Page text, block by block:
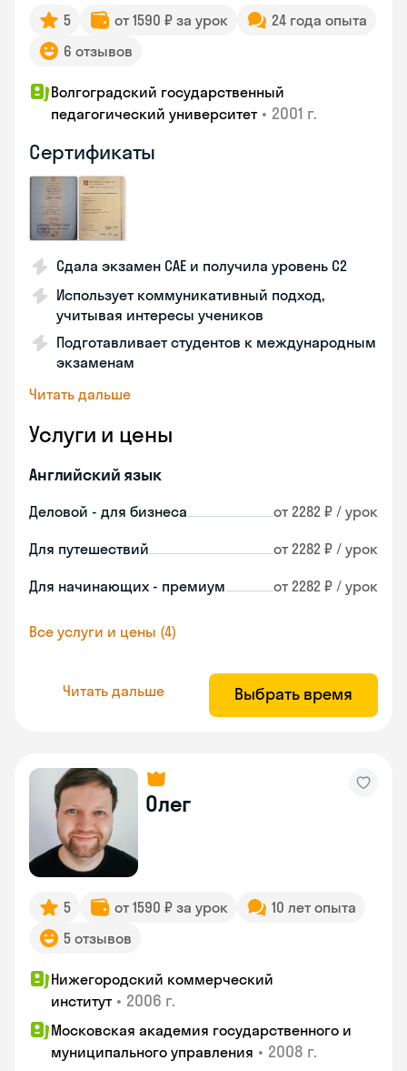
5 от 1590 ₽ за урок
24 года опыта
6 отзывов
Волгоградский государственный
педагогический университет • 2001 г.
Сертификаты
Сдала экзамен CAE и получила уровень С2
Использует коммуникативный подход,
учитывая интересы учеников
Подготавливает студентов к международным
экзаменам
Читать дальше
Услуги и цены
Английский язык
Деловой - для бизнеса от 2282 ₽ / урок
Для путешествий от 2282 ₽ / урок
Для начинающих - премиум от 2282 ₽ / урок
Все услуги и цены (4)
Читать дальше Выбрать время
Олег
5 от 1590 ₽ за урок
10 лет опыта
5 отзывов
Нижегородский коммерческий
институт • 2006 г.
Московская академия государственного и
муниципального управления • 2008 г.